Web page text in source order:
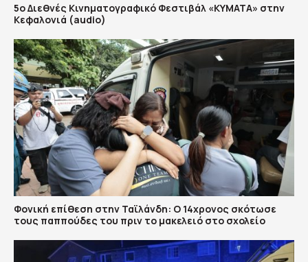
5ο Διεθνές Κινηματογραφικό Φεστιβάλ «ΚΥΜΑΤΑ» στην
Κεφαλονιά (audio)
Φονική επίθεση στην Ταϊλάνδη: Ο 14χρονος σκότωσε
τους παππούδες του πριν το μακελειό στο σχολείο